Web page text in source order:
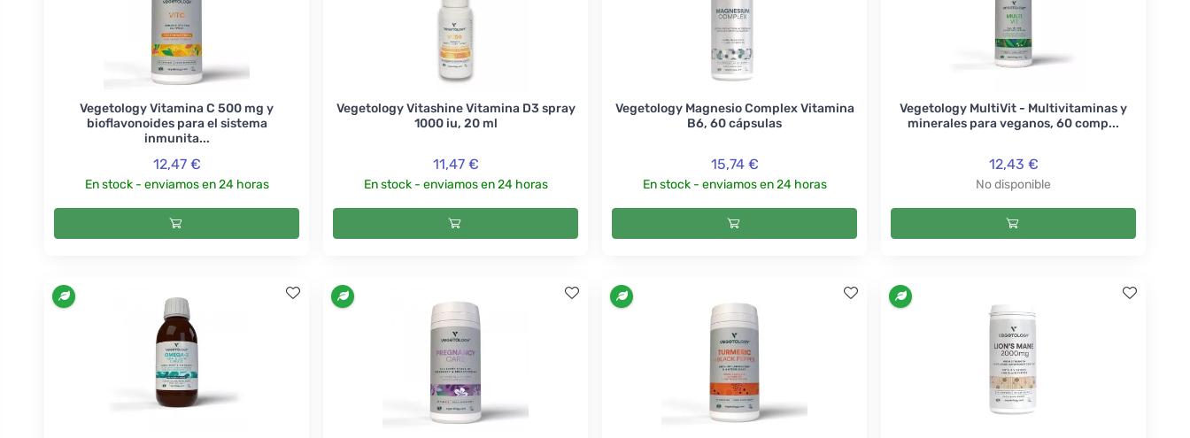
Vegetology Vitamina C 500 mg y
bioflavonoides para el sistema
inmunita...
12,47 €
En stock - enviamos en 24 horas
Vegetology Vitashine Vitamina D3 spray
1000 iu, 20 ml
11,47 €
En stock - enviamos en 24 horas
Vegetology Magnesio Complex Vitamina
B6, 60 cápsulas
15,74 €
En stock - enviamos en 24 horas
Vegetology MultiVit - Multivitaminas y
minerales para veganos, 60 comp...
12,43 €
No disponible